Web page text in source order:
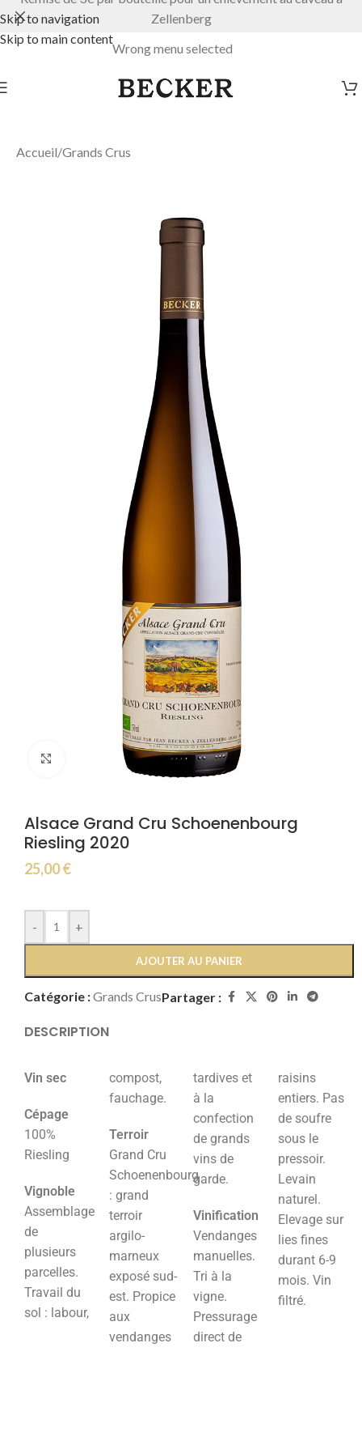
Skip to navigation
Skip to main content
Zellenberg
Wrong menu selected
Accueil/Grands Crus
Click to enlarge
Alsace Grand Cru Schoenenbourg
Riesling 2020
25,00€
- +
AJOUTER AU PANIER
Catégorie :Grands CrusPartager :
DESCRIPTION
Vin sec
Cépage
100%
Riesling
Vignoble
Assemblage
de
plusieurs
parcelles.
Travail du
sol : labour,
compost,
fauchage.
Terroir
Grand Cru
Schoenenbourg
: grand
terroir
argilo-
marneux
exposé sud-
est. Propice
aux
vendanges
tardives et
à la
confection
de grands
vins de
garde.
Vinification
Vendanges
manuelles.
Tri à la
vigne.
Pressurage
direct de
raisins
entiers. Pas
de soufre
sous le
pressoir.
Levain
naturel.
Elevage sur
lies fines
durant 6-9
mois. Vin
filtré.